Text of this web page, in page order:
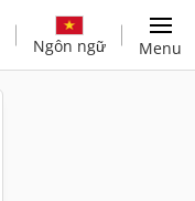
Ngôn ngữ Menu